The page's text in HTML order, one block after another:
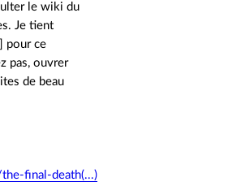
le wiki du
Je tient
pour ce
pas, ouvrer
de beau
final-death(...)